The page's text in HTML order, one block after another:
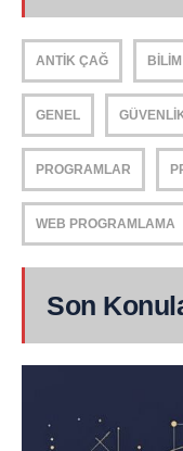
ANTIK ÇAĞ
GENEL
PROGRAMLAR
WEB PROGRAMLAMA
Son